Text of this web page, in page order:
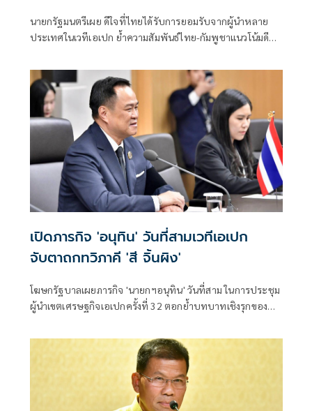
นายกรัฐมนตรีเผย ดีใจที่ไทยได้รับการยอมรับจากผู้นำหลาย
ประเทศในเวทีเอเปก ย้ำความสัมพันธ์ไทย-กัมพูชาแนวโน้มดี
เปิดภารกิจ 'อนุทิน' วันที่สามเวทีเอเปก
จับตาถกทวิภาคี 'สี จิ้นผิง'
โฆษกรัฐบาลเผยภารกิจ 'นายกฯอนุทิน' วันที่สาม ในการประชุม
ผู้นำเขตเศรษฐกิจเอเปกครั้งที่ 32 ตอกย้ำบทบาทเชิงรุกของ